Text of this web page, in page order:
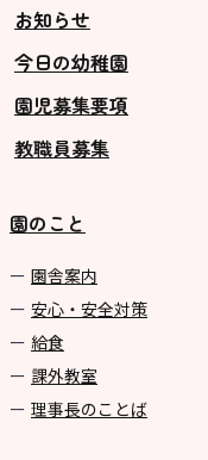
お知らせ
今日の幼稚園
園児募集要項
教職員募集
園のこと
園舎案内
安心・安全対策
給食
課外教室
理事長のことば